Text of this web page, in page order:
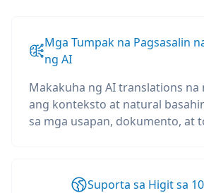
Mga Tumpak na Pagsasalin
ng AI
Makakuha ng AI translations na
ang konteksto at natural
sa mga usapan, dokumento, at
Suporta sa Higit sa